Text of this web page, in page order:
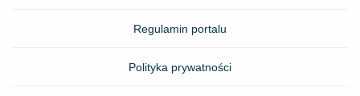
Regulamin portalu
Polityka prywatności